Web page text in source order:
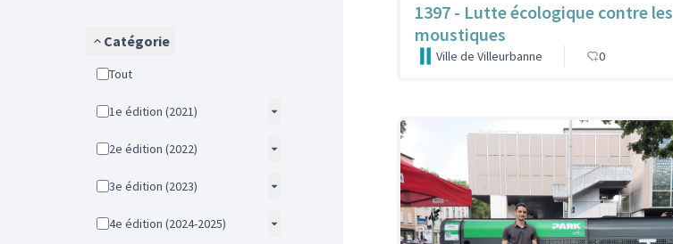
Catégorie
Tout
1e édition (2021)
2e édition (2022)
3e édition (2023)
4e édition (2024-2025)
1397 - Lutte écologique contre les
moustiques
Ville de Villeurbanne 0